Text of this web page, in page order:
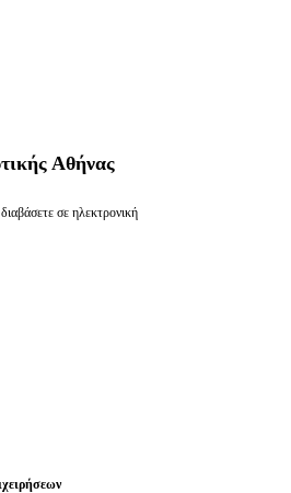
Αθήνας
σε ηλεκτρονική